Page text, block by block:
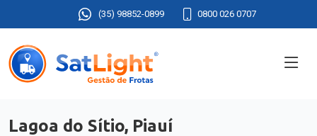
(35) 98852-0899 0800 026 0707
Lagoa do Sítio, Piauí